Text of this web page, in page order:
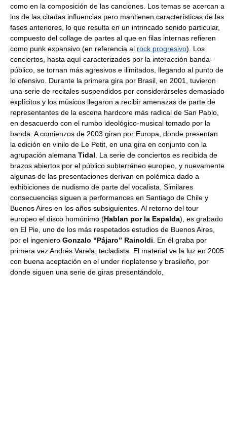
como en la composición de las canciones. Los temas se acercan a
los de las citadas influencias pero mantienen características de las
fases anteriores, lo que resulta en un intrincado sonido particular,
compuesto del collage de partes al que en filas internas refieren
como punk expansivo (en referencia al rock progresivo). Los
conciertos, hasta aquí caracterizados por la interacción banda-
público, se tornan más agresivos e ilimitados, llegando al punto de
lo ofensivo. Durante la primera gira por Brasil, en 2001, tuvieron
una serie de recitales suspendidos por considerárseles demasiado
explícitos y los músicos llegaron a recibir amenazas de parte de
representantes de la escena hardcore más radical de San Pablo,
en desacuerdo con el rumbo ideológico-musical tomado por la
banda. A comienzos de 2003 giran por Europa, donde presentan
la edición en vinilo de Le Petit, en una gira en conjunto con la
agrupación alemana Tidal . La serie de conciertos es recibida de
brazos abiertos por el público subterráneo europeo, y nuevamente
algunas de las presentaciones derivan en polémica dado a
exhibiciones de nudismo de parte del vocalista. Similares
consecuencias siguen a performances en Santiago de Chile y
Buenos Aires en los años subsiguientes. Al retorno del tour
europeo el disco homónimo (Hablan por la Espalda), es grabado
en El Pie, uno de los más respetados estudios de Buenos Aires,
por el ingeniero Gonzalo “Pájaro” Rainoldi . En él graba por
primera vez Andrés Varela, tecladista. El material ve la luz en 2005
con buena aceptación en el under rioplatense y brasileño, por
donde siguen una serie de giras presentándolo,